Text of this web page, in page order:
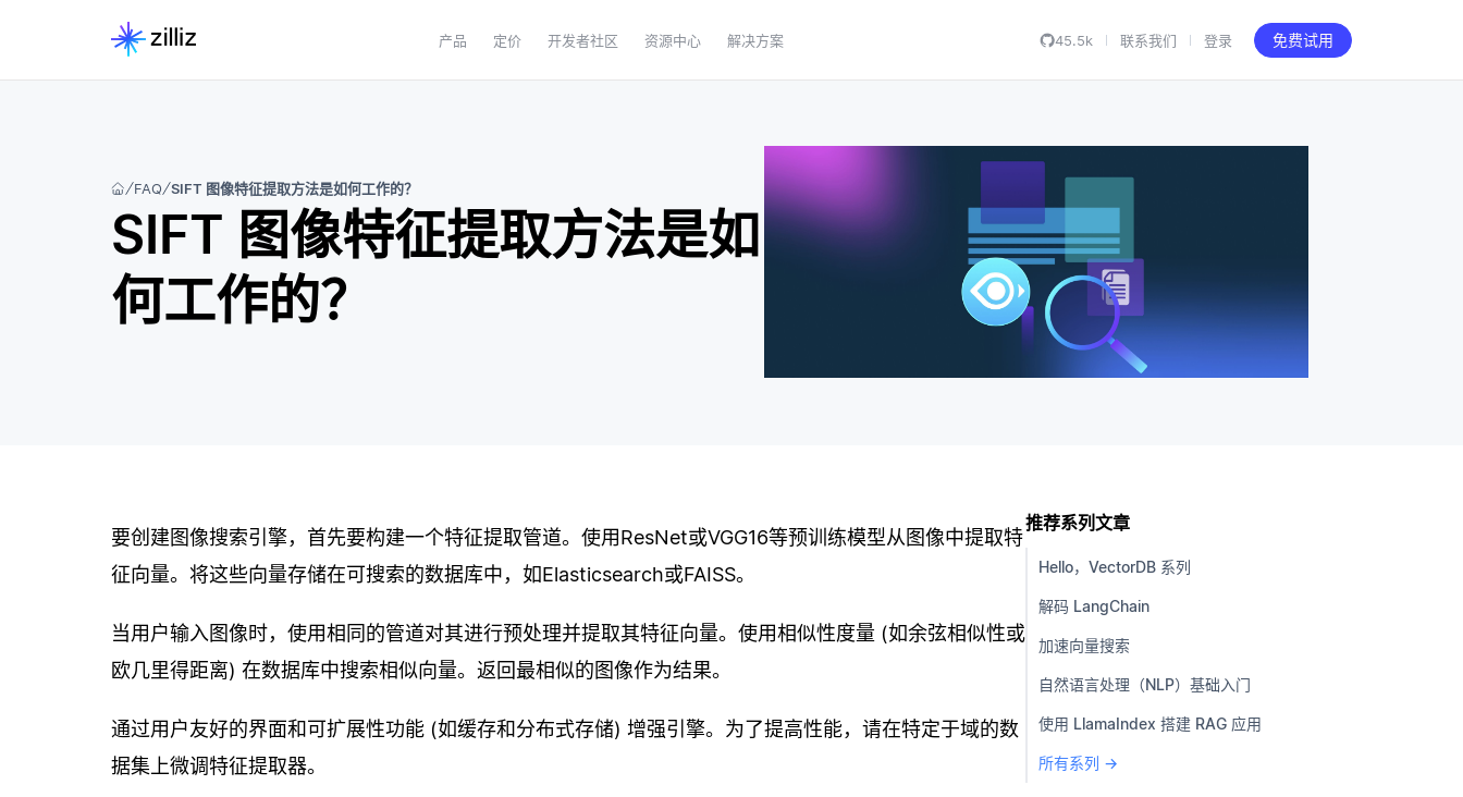
产品 定价 开发者社区 资源中心 解决方案 45.5k 联系我们 登录 免费试用
FAQ SIFT 图像特征提取方法是如何工作的？
SIFT 图像特征提取方法是如
何工作的？
要创建图像搜索引擎，首先要构建一个特征提取管道。使用ResNet或VGG16等预训练模型从图像中提取特
征向量。将这些向量存储在可搜索的数据库中，如Elasticsearch或FAISS。
当用户输入图像时，使用相同的管道对其进行预处理并提取其特征向量。使用相似性度量 (如余弦相似性或
欧几里得距离) 在数据库中搜索相似向量。返回最相似的图像作为结果。
通过用户友好的界面和可扩展性功能 (如缓存和分布式存储) 增强引擎。为了提高性能，请在特定于域的数
据集上微调特征提取器。
推荐系列文章
Hello，VectorDB 系列
解码 LangChain
加速向量搜索
自然语言处理（NLP）基础入门
使用 LlamaIndex 搭建 RAG 应用
所有系列 →